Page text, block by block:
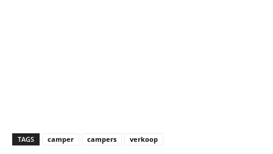
TAGS camper campers verkoop